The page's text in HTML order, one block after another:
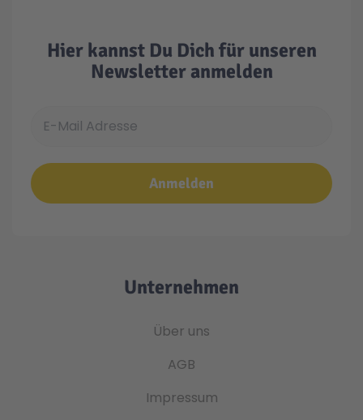
Hier kannst Du Dich für unseren
Newsletter anmelden
Anmelden
Unternehmen
Über uns
AGB
Impressum